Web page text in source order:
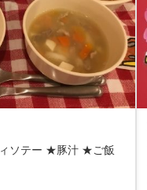
ソテー ★豚汁 ★ご飯